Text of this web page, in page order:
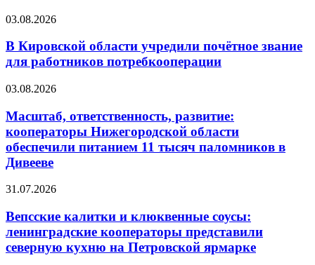
03.08.2026
В Кировской области учредили почётное звание
для работников потребкооперации
03.08.2026
Масштаб, ответственность, развитие:
кооператоры Нижегородской области
обеспечили питанием 11 тысяч паломников в
Дивееве
31.07.2026
Вепсские калитки и клюквенные соусы:
ленинградские кооператоры представили
северную кухню на Петровской ярмарке